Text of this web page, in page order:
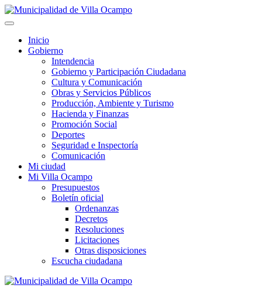
Inicio
Gobierno
Intendencia
Gobierno y Participación Ciudadana
Cultura y Comunicación
Obras y Servicios Públicos
Producción, Ambiente y Turismo
Hacienda y Finanzas
Promoción Social
Deportes
Seguridad e Inspectoría
Comunicación
Mi ciudad
Mi Villa Ocampo
Presupuestos
Boletín oficial
Ordenanzas
Decretos
Resoluciones
Licitaciones
Otras disposiciones
Escucha ciudadana